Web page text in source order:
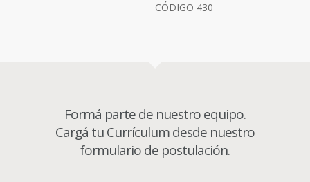
CÓDIGO 430
Formá parte de nuestro equipo.
Cargá tu Currículum desde nuestro
formulario de postulación.